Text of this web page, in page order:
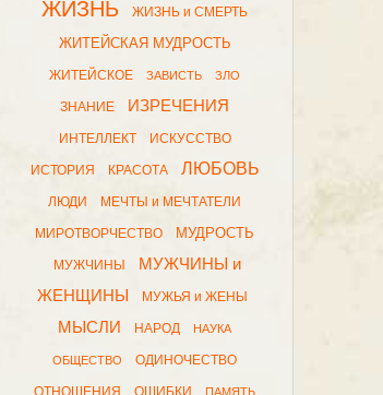
ЖИЗНЬ ЖИЗНЬ и СМЕРТЬ
ЖИТЕЙСКАЯ МУДРОСТЬ
ЖИТЕЙСКОЕ ЗАВИСТЬ ЗЛО
ЗНАНИЕ ИЗРЕЧЕНИЯ
ИНТЕЛЛЕКТ ИСКУССТВО
ИСТОРИЯ КРАСОТА ЛЮБОВЬ
ЛЮДИ МЕЧТЫ и МЕЧТАТЕЛИ
МИРОТВОРЧЕСТВО МУДРОСТЬ
МУЖЧИНЫ
МУЖЧИНЫ и
ЖЕНЩИНЫ
МУЖЬЯ и ЖЕНЫ
МЫСЛИ НАРОД НАУКА
ОБЩЕСТВО ОДИНОЧЕСТВО
ОТНОШЕНИЯ ОШИБКИ ПАМЯТЬ